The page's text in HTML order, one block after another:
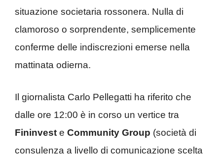
situazione societaria rossonera. Nulla di
clamoroso o sorprendente, semplicemente
conferme delle indiscrezioni emerse nella
mattinata odierna.
Il giornalista Carlo Pellegatti ha riferito che
dalle ore 12:00 è in corso un vertice tra
Fininvest e Community Group (società di
consulenza a livello di comunicazione scelta